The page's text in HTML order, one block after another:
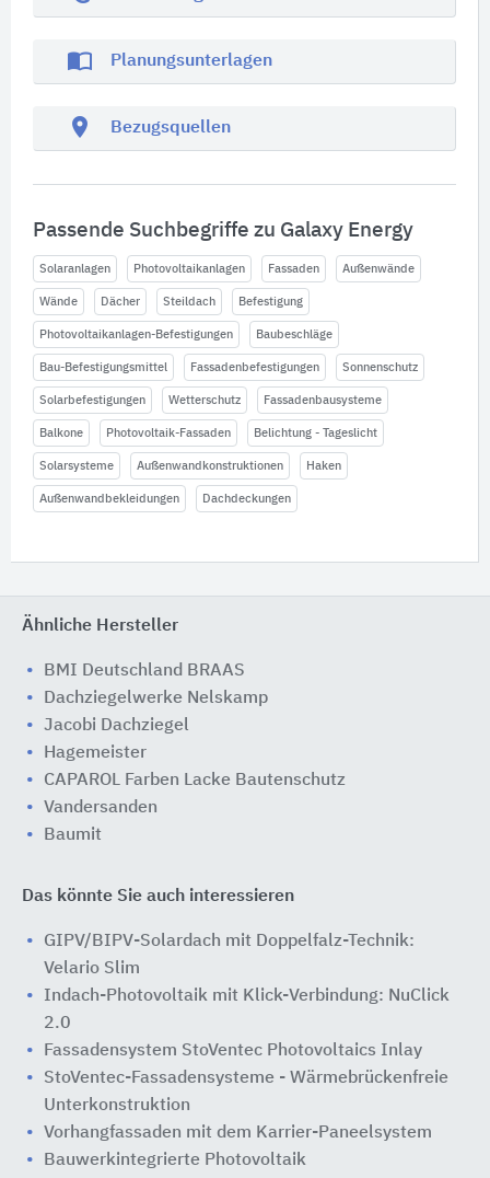
import_contacts Planungsunterlagen
location_on Bezugsquellen
Passende Suchbegriffe zu Galaxy Energy
Solaranlagen Photovoltaikanlagen Fassaden Außenwände
Wände Dächer Steildach Befestigung
Photovoltaikanlagen-Befestigungen Baubeschläge
Bau-Befestigungsmittel Fassadenbefestigungen Sonnenschutz
Solarbefestigungen Wetterschutz Fassadenbausysteme
Balkone Photovoltaik-Fassaden Belichtung - Tageslicht
Solarsysteme Außenwandkonstruktionen Haken
Außenwandbekleidungen Dachdeckungen
Ähnliche Hersteller
BMI Deutschland BRAAS
Dachziegelwerke Nelskamp
Jacobi Dachziegel
Hagemeister
CAPAROL Farben Lacke Bautenschutz
Vandersanden
Baumit
Das könnte Sie auch interessieren
GIPV/BIPV-Solardach mit Doppelfalz-Technik:
Velario Slim
Indach-Photovoltaik mit Klick-Verbindung: NuClick
2.0
Fassadensystem StoVentec Photovoltaics Inlay
StoVentec-Fassadensysteme - Wärmebrückenfreie
Unterkonstruktion
Vorhangfassaden mit dem Karrier-Paneelsystem
Bauwerkintegrierte Photovoltaik